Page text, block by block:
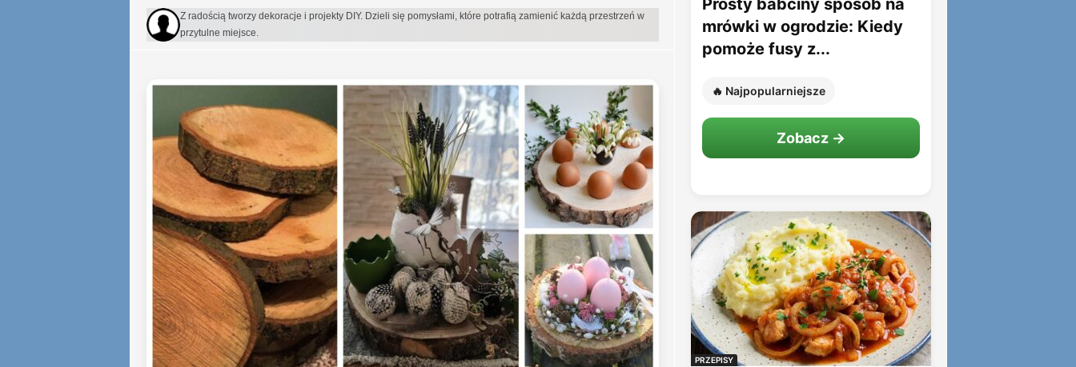
Z radością tworzy dekoracje i projekty DIY. Dzieli się pomysłami, które potrafią zamienić każdą przestrzeń w
przytulne miejsce.
Prosty babciny sposób na
mrówki w ogrodzie: Kiedy
pomoże fusy z...
🔥 Najpopularniejsze
Zobacz →
PRZEPISY